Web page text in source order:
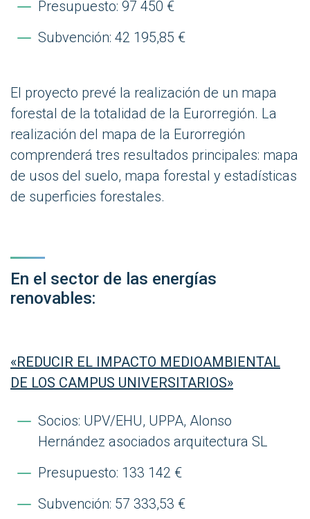
Presupuesto: 97 450 €
Subvención: 42 195,85 €
El proyecto prevé la realización de un mapa
forestal de la totalidad de la Eurorregión. La
realización del mapa de la Eurorregión
comprenderá tres resultados principales: mapa
de usos del suelo, mapa forestal y estadísticas
de superficies forestales.
En el sector de las energías
renovables:
«REDUCIR EL IMPACTO MEDIOAMBIENTAL
DE LOS CAMPUS UNIVERSITARIOS»
Socios: UPV/EHU, UPPA, Alonso
Hernández asociados arquitectura SL
Presupuesto: 133 142 €
Subvención: 57 333,53 €